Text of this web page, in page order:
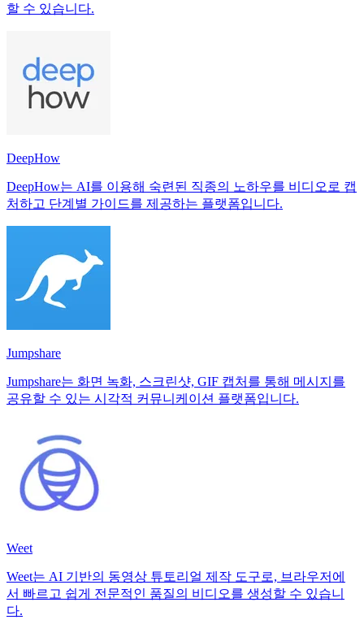
할 수 있습니다.
DeepHow
DeepHow는 AI를 이용해 숙련된 직종의 노하우를 비디오로 캡
처하고 단계별 가이드를 제공하는 플랫폼입니다.
Jumpshare
Jumpshare는 화면 녹화, 스크린샷, GIF 캡처를 통해 메시지를
공유할 수 있는 시각적 커뮤니케이션 플랫폼입니다.
Weet
Weet는 AI 기반의 동영상 튜토리얼 제작 도구로, 브라우저에
서 빠르고 쉽게 전문적인 품질의 비디오를 생성할 수 있습니
다.